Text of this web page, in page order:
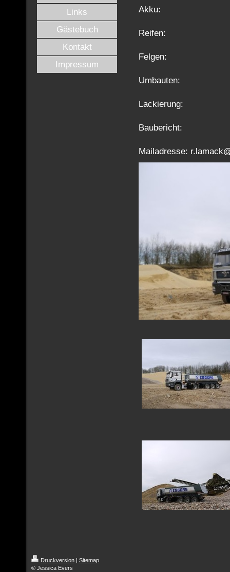
Links
Gästebuch
Kontakt
Impressum
Akku:
Reifen:
Felgen:
Umbauten:
Lackierung:
Baubericht:
Mailadresse:
Druckversion | Sitemap
© Jessica Evers